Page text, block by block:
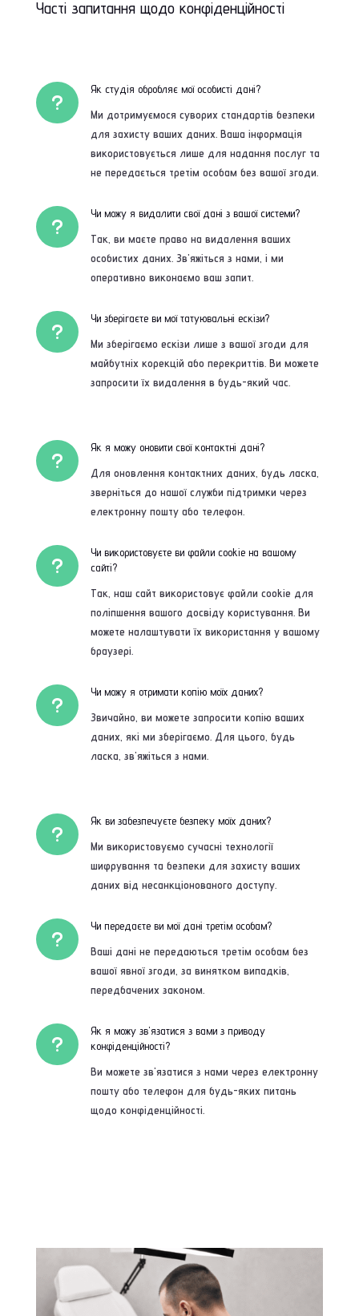
Часті запитання щодо конфіденційності
u
Як студія обробляє мої особисті дані?
Ми дотримуємося суворих стандартів безпеки
для захисту ваших даних. Ваша інформація
використовується лише для надання послуг та
не передається третім особам без вашої згоди.
u
Чи можу я видалити свої дані з вашої системи?
Так, ви маєте право на видалення ваших
особистих даних. Зв'яжіться з нами, і ми
оперативно виконаємо ваш запит.
u
Чи зберігаєте ви мої татуювальні ескізи?
Ми зберігаємо ескізи лише з вашої згоди для
майбутніх корекцій або перекриттів. Ви можете
запросити їх видалення в будь-який час.
u
Як я можу оновити свої контактні дані?
Для оновлення контактних даних, будь ласка,
зверніться до нашої служби підтримки через
електронну пошту або телефон.
u
Чи використовуєте ви файли cookie на вашому
сайті?
Так, наш сайт використовує файли cookie для
поліпшення вашого досвіду користування. Ви
можете налаштувати їх використання у вашому
браузері.
u
Чи можу я отримати копію моїх даних?
Звичайно, ви можете запросити копію ваших
даних, які ми зберігаємо. Для цього, будь
ласка, зв'яжіться з нами.
u
Як ви забезпечуєте безпеку моїх даних?
Ми використовуємо сучасні технології
шифрування та безпеки для захисту ваших
даних від несанкціонованого доступу.
u
Чи передаєте ви мої дані третім особам?
Ваші дані не передаються третім особам без
вашої явної згоди, за винятком випадків,
передбачених законом.
u
Як я можу зв'язатися з вами з приводу
конфіденційності?
Ви можете зв'язатися з нами через електронну
пошту або телефон для будь-яких питань
щодо конфіденційності.